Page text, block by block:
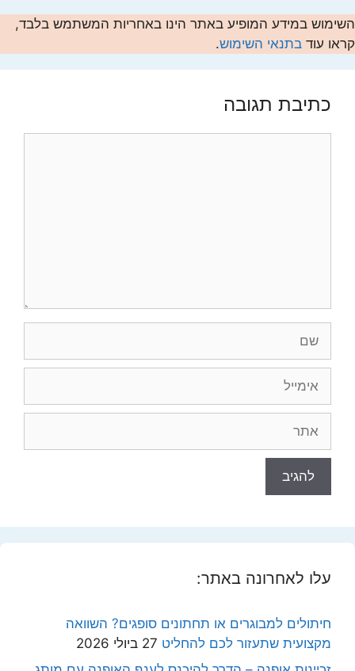
השימוש במידע המופיע באתר הינו באחריות המשתמש בלבד,
קראו עוד בתנאי השימוש.
כתיבת תגובה
עלו לאחרונה באתר:
חיתולים למבוגרים או תחתונים סופגים? השוואה
מקצועית שתעזור לכם להחליט 27 ביולי 2026